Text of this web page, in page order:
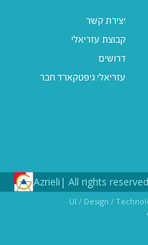
יצירת קשר
קבוצת עזריאלי
דרושים
עזריאלי גיפטקארד חבר‎
All rights reserved |
Azrieli
UI / Design /